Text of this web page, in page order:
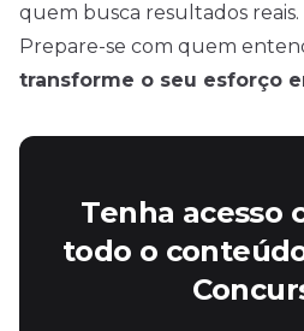
quem busca resultados reais.
Prepare-se com quem
transforme o seu esforço
Tenha acesso
todo o